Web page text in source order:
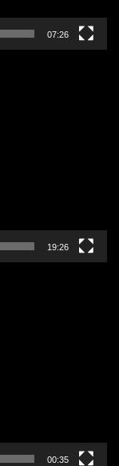
07:26
19:26
00:35